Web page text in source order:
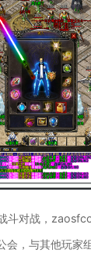
斗对战，
会，与其他玩家